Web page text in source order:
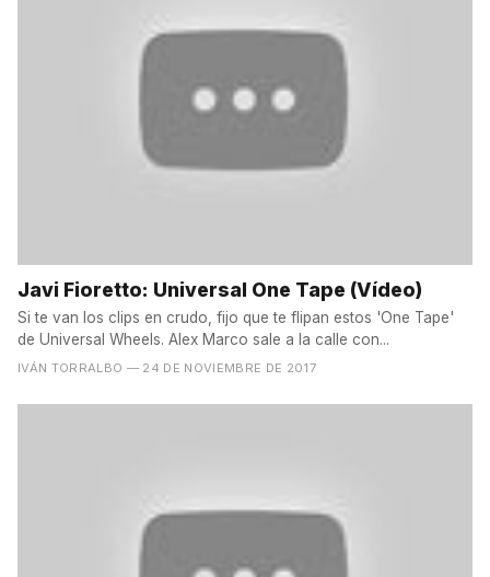
Javi Fioretto: Universal One Tape (Vídeo)
Si te van los clips en crudo, fijo que te flipan estos 'One Tape'
de Universal Wheels. Alex Marco sale a la calle con...
IVÁN TORRALBO — 24 DE NOVIEMBRE DE 2017